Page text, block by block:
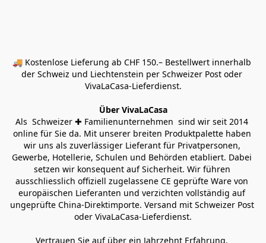
🚚 Kostenlose Lieferung ab CHF 150.– Bestellwert innerhalb
der Schweiz und Liechtenstein per Schweizer Post oder
VivaLaCasa-Lieferdienst.
Über VivaLaCasa
Als  Schweizer ✚ Familienunternehmen  sind wir seit 2014
online für Sie da. Mit unserer breiten Produktpalette haben
wir uns als zuverlässiger Lieferant für Privatpersonen,
Gewerbe, Hotellerie, Schulen und Behörden etabliert. Dabei
setzen wir konsequent auf Sicherheit. Wir führen
ausschliesslich offiziell zugelassene CE geprüfte Ware von
europäischen Lieferanten und verzichten vollständig auf
ungeprüfte China-Direktimporte. Versand mit Schweizer Post
oder VivaLaCasa-Lieferdienst.
Vertrauen Sie auf über ein Jahrzehnt Erfahrung,